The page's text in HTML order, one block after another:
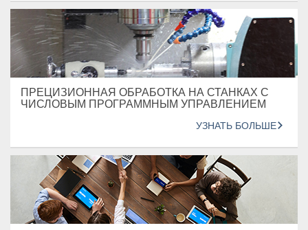
ПРЕЦИЗИОННАЯ ОБРАБОТКА НА СТАНКАХ С
ЧИСЛОВЫМ ПРОГРАММНЫМ УПРАВЛЕНИЕМ
УЗНАТЬ БОЛЬШЕ